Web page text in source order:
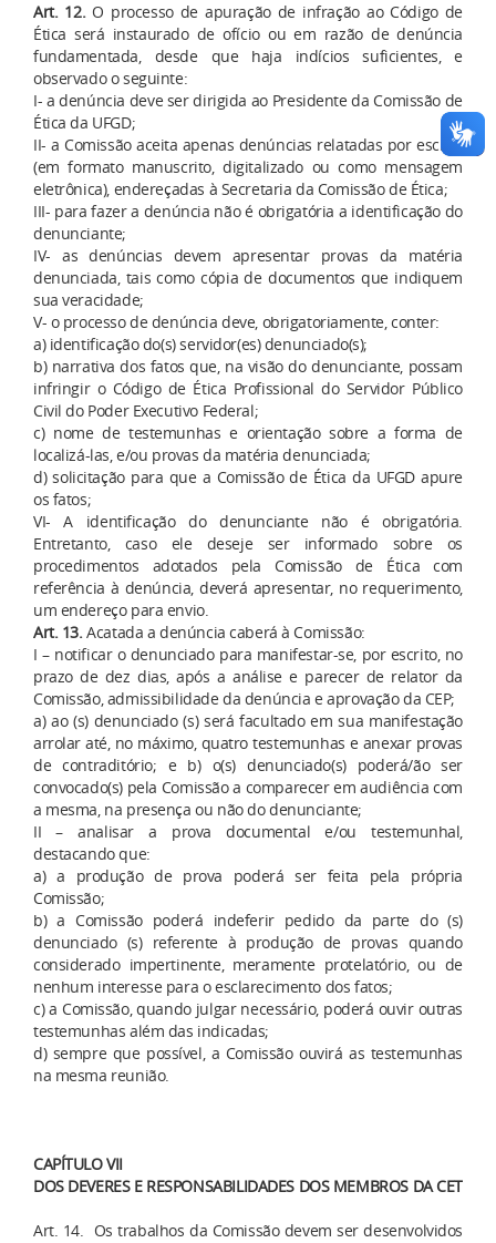
Art. 12.O processo de apuração de infração ao Código de
Ética será instaurado de ofício ou em razão de denúncia
fundamentada, desde que haja indícios suficientes, e
observado o seguinte:
I- a denúncia deve ser dirigida ao Presidente da Comissão de
Ética da UFGD;
II- a Comissão aceita apenas denúncias relatadas por escrito
(em formato manuscrito, digitalizado ou como mensagem
eletrônica), endereçadas à Secretaria da Comissão de Ética;
III- para fazer a denúncia não é obrigatória a identificação do
denunciante;
IV- as denúncias devem apresentar provas da matéria
denunciada, tais como cópia de documentos que indiquem
sua veracidade;
V- o processo de denúncia deve, obrigatoriamente, conter:
a) identificação do(s) servidor(es) denunciado(s);
b) narrativa dos fatos que, na visão do denunciante, possam
infringir o Código de Ética Profissional do Servidor Público
Civil do Poder Executivo Federal;
c) nome de testemunhas e orientação sobre a forma de
localizá-las, e/ou provas da matéria denunciada;
d) solicitação para que a Comissão de Ética da UFGD apure
os fatos;
VI- A identificação do denunciante não é obrigatória.
Entretanto, caso ele deseje ser informado sobre os
procedimentos adotados pela Comissão de Ética com
referência à denúncia, deverá apresentar, no requerimento,
um endereço para envio.
Art. 13.Acatada a denúncia caberá à Comissão:
I – notificar o denunciado para manifestar-se, por escrito, no
prazo de dez dias, após a análise e parecer de relator da
Comissão, admissibilidade da denúncia e aprovação da CEP;
a) ao (s) denunciado (s) será facultado em sua manifestação
arrolar até, no máximo, quatro testemunhas e anexar provas
de contraditório; e b) o(s) denunciado(s) poderá/ão ser
convocado(s) pela Comissão a comparecer em audiência com
a mesma, na presença ou não do denunciante;
II – analisar a prova documental e/ou testemunhal,
destacando que:
a) a produção de prova poderá ser feita pela própria
Comissão;
b) a Comissão poderá indeferir pedido da parte do (s)
denunciado (s) referente à produção de provas quando
considerado impertinente, meramente protelatório, ou de
nenhum interesse para o esclarecimento dos fatos;
c) a Comissão, quando julgar necessário, poderá ouvir outras
testemunhas além das indicadas;
d) sempre que possível, a Comissão ouvirá as testemunhas
na mesma reunião.
CAPÍTULO VII
DOS DEVERES E RESPONSABILIDADES DOS MEMBROS DA CET
Art. 14. Os trabalhos da Comissão devem ser desenvolvidos